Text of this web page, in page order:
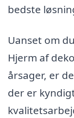
bedste
Uanset om
Hjerm af
årsager, er
der er